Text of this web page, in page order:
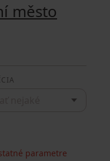
město
parametre